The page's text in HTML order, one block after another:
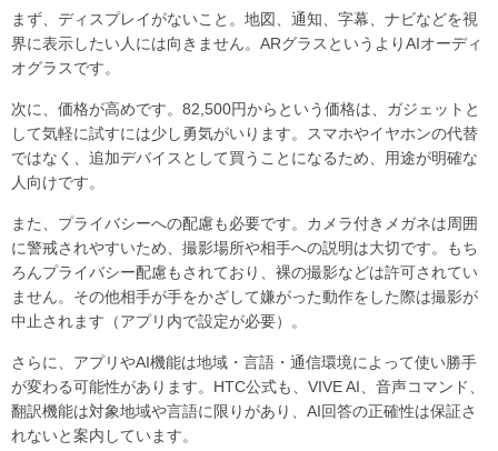
まず、ディスプレイがないこと。地図、通知、字幕、ナビなどを視
界に表示したい人には向きません。ARグラスというよりAIオーディ
オグラスです。
次に、価格が高めです。82,500円からという価格は、ガジェットと
して気軽に試すには少し勇気がいります。スマホやイヤホンの代替
ではなく、追加デバイスとして買うことになるため、用途が明確な
人向けです。
また、プライバシーへの配慮も必要です。カメラ付きメガネは周囲
に警戒されやすいため、撮影場所や相手への説明は大切です。もち
ろんプライバシー配慮もされており、裸の撮影などは許可されてい
ません。その他相手が手をかざして嫌がった動作をした際は撮影が
中止されます（アプリ内で設定が必要）。
さらに、アプリやAI機能は地域・言語・通信環境によって使い勝手
が変わる可能性があります。HTC公式も、VIVE AI、音声コマンド、
翻訳機能は対象地域や言語に限りがあり、AI回答の正確性は保証さ
れないと案内しています。